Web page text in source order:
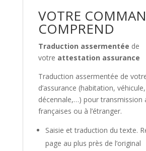
VOTRE
COMPREND
Traduction assermentée de
votre attestation assurance
Traduction assermentée de
d’assurance (habitation,
décennale,…) pour transmission
françaises ou à l’étranger.
Saisie et traduction du texte.
page au plus près de l’original